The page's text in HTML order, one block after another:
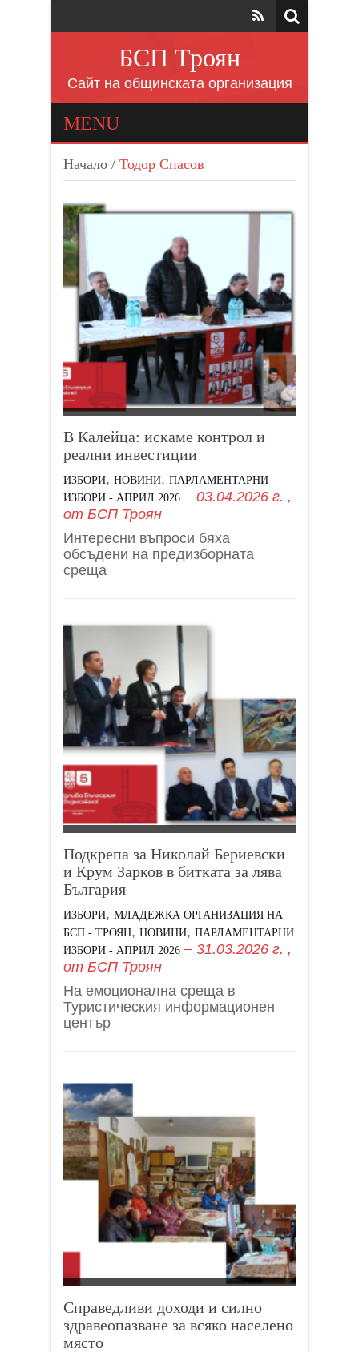
БСП Троян
Сайт на общинската организация
MENU
Начало / Тодор Спасов
В Калейца: искаме контрол и
реални инвестиции
ИЗБОРИ, НОВИНИ, ПАРЛАМЕНТАРНИ
ИЗБОРИ - АПРИЛ 2026
03.04.2026 г. ,
от БСП Троян
Интересни въпроси бяха
обсъдени на предизборната
среща
Подкрепа за Николай Бериевски
и Крум Зарков в битката за лява
България
ИЗБОРИ, МЛАДЕЖКА ОРГАНИЗАЦИЯ НА
БСП - ТРОЯН, НОВИНИ, ПАРЛАМЕНТАРНИ
ИЗБОРИ - АПРИЛ 2026
31.03.2026 г. ,
от БСП Троян
На емоционална среща в
Туристическия информационен
център
Справедливи доходи и силно
здравеопазване за всяко населено
място